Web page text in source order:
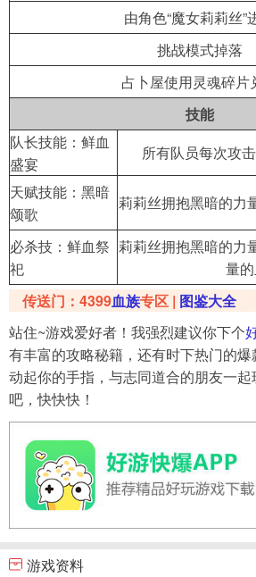
由角色“魔女莉莉丝”
挑战模式掉落
占卜屋使用灵魂碎片
技能
队长技能：鲜血
盛宴
所有队员每次攻
天赋技能：黑暗
颂歌
莉莉丝拥抱黑暗的力
必杀技：鲜血祭
祀
莉莉丝拥抱黑暗的力
量
传送门：4399血族专区 | 图鉴大全
站住~游戏爱好者！我强烈建议你下个
有丰富的攻略秘籍，还有时下热门的爆
动起你的手指，与志同道合的朋友一
吧，快快快！
游戏资料